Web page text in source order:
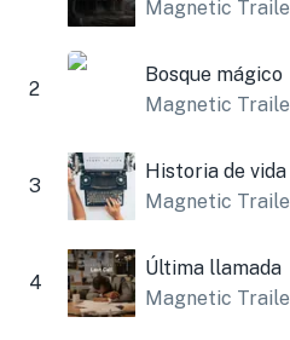
Magnetic Trailer
2
Bosque mágico
Magnetic Trailer
3
Historia de vida
Magnetic Trailer
4
Última llamada
Magnetic Trailer